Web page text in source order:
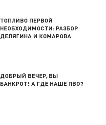
ТОПЛИВО ПЕРВОЙ
НЕОБХОДИМОСТИ: РАЗБОР
ДЕЛЯГИНА И КОМАРОВА
ДОБРЫЙ ВЕЧЕР, ВЫ
БАНКРОТ! А ГДЕ НАШЕ ПВО?